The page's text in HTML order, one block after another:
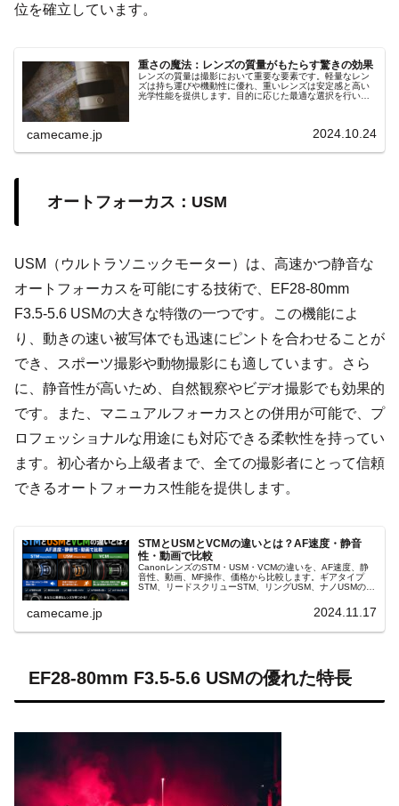
位を確立しています。
重さの魔法：レンズの質量がもたらす驚きの効果
レンズの質量は撮影において重要な要素です。軽量なレン
ズは持ち運びや機動性に優れ、重いレンズは安定感と高い
光学性能を提供します。目的に応じた最適な選択を行い、
camecame.jp 2024.10.24
オートフォーカス：USM
USM（ウルトラソニックモーター）は、高速かつ静音な
オートフォーカスを可能にする技術で、EF28-80mm
F3.5-5.6 USMの大きな特徴の一つです。この機能によ
り、動きの速い被写体でも迅速にピントを合わせることが
でき、スポーツ撮影や動物撮影にも適しています。さら
に、静音性が高いため、自然観察やビデオ撮影でも効果的
です。また、マニュアルフォーカスとの併用が可能で、プ
ロフェッショナルな用途にも対応できる柔軟性を持ってい
ます。初心者から上級者まで、全ての撮影者にとって信頼
できるオートフォーカス性能を提供します。
STMとUSMとVCMの違いとは？AF速度・静音
性・動画で比較
CanonレンズのSTM・USM・VCMの違いを、AF速度、静
音性、動画、MF操作、価格から比較します。ギアタイプ
STM、リードスクリューSTM、リングUSM、ナノUSMの特
camecame.jp 2024.11.17
EF28-80mm F3.5-5.6 USMの優れた特長